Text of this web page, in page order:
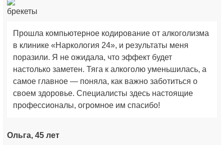
Прошла компьютерное кодирование от алкоголизма
в клинике «Наркология 24», и результаты меня
поразили. Я не ожидала, что эффект будет
настолько заметен. Тяга к алкоголю уменьшилась, а
самое главное — поняла, как важно заботиться о
своем здоровье. Специалисты здесь настоящие
профессионалы, огромное им спасибо!
Ольга, 45 лет